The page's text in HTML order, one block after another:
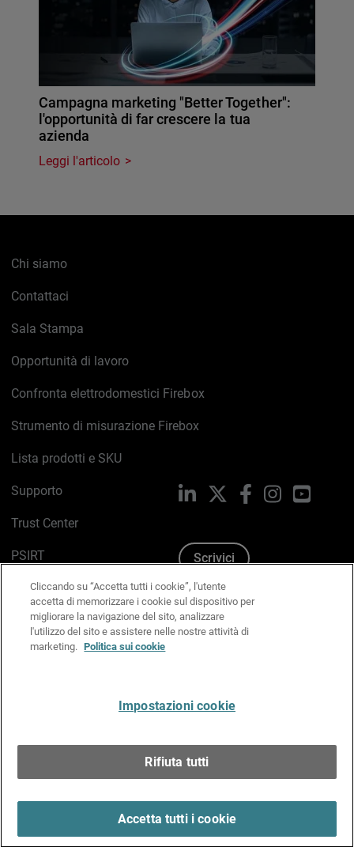
Campagna marketing "Better Together":
l'opportunità di far crescere la tua
azienda
Leggi l'articolo
Chi siamo
Contattaci
Sala Stampa
Opportunità di lavoro
Confronta elettrodomestici Firebox
Strumento di misurazione Firebox
Lista prodotti e SKU
Supporto
Trust Center
PSIRT
Politica sui cookie
Informativa sulla privacy
Kit Media & Brand
LinkedIn FacebookInstagram
Scrivici
Cliccando su “Accetta tutti i cookie”, l'utente
accetta di memorizzare i cookie sul dispositivo per
migliorare la navigazione del sito, analizzare
l'utilizzo del sito e assistere nelle nostre attività di
marketing. Politica sui cookie
Impostazioni cookie
Rifiuta tutti
Accetta tutti i cookie